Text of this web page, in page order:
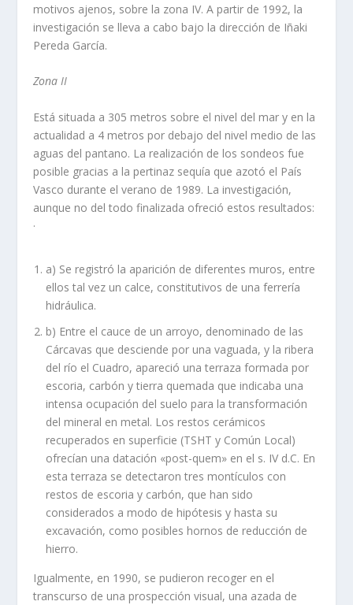
motivos ajenos, sobre la zona IV. A partir de 1992, la
investigación se lleva a cabo bajo la dirección de Iñaki
Pereda García.
Zona II
Está situada a 305 metros sobre el nivel del mar y en la
actualidad a 4 metros por debajo del nivel medio de las
aguas del pantano. La realización de los sondeos fue
posible gracias a la pertinaz sequía que azotó el País
Vasco durante el verano de 1989. La investigación,
aunque no del todo finalizada ofreció estos resultados:
·
a) Se registró la aparición de diferentes muros, entre
ellos tal vez un calce, constitutivos de una ferrería
hidráulica.
b) Entre el cauce de un arroyo, denominado de las
Cárcavas que desciende por una vaguada, y la ribera
del río el Cuadro, apareció una terraza formada por
escoria, carbón y tierra quemada que indicaba una
intensa ocupación del suelo para la transformación
del mineral en metal. Los restos cerámicos
recuperados en superficie (TSHT y Común Local)
ofrecían una datación «post-quem» en el s. IV d.C. En
esta terraza se detectaron tres montículos con
restos de escoria y carbón, que han sido
considerados a modo de hipótesis y hasta su
excavación, como posibles hornos de reducción de
hierro.
Igualmente, en 1990, se pudieron recoger en el
transcurso de una prospección visual, una azada de